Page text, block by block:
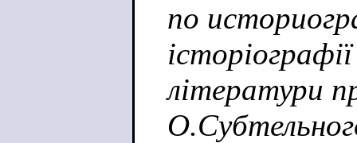
по
літератури